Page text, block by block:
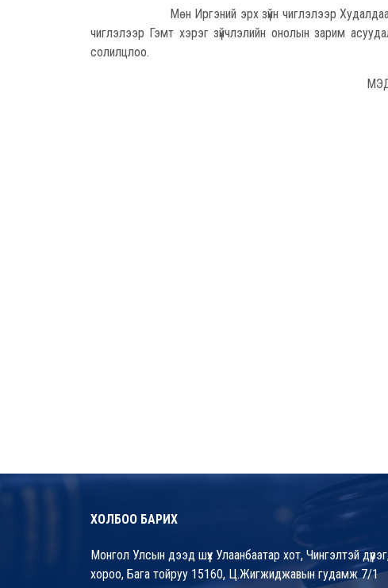
Мөн Иргэний эрх зүйн чиглэлээр Худалдааны
чиглэлээр Гэмт хэрэг зүйчлэлийн онолын зарим
солилцлоо.
ХОЛБОО БАРИХ
Монгол Улсын дээд шүүх Улаанбаатар хот, Чингэлтэй
хороо, Бага тойруу 15160, Ц.Жигжиджавын гудамж 7/1